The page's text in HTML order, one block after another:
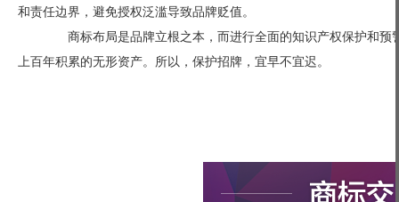
和责任边界，避免授权泛滥导致品牌贬值。
商标布局是品牌立根之本，而进行全面的知识产权保护和预
上百年积累的无形资产。所以，保护招牌，宜早不宜迟。